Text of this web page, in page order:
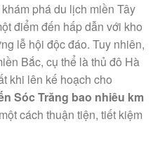
phá du lịch miền Tây
điểm đến hấp dẫn với kho
lễ hội độc đáo. Tuy nhiên,
Bắc, cụ thể là thủ đô Hà
khi lên kế hoạch cho
Sóc Trăng bao nhiêu km
cách thuận tiện, tiết kiệm